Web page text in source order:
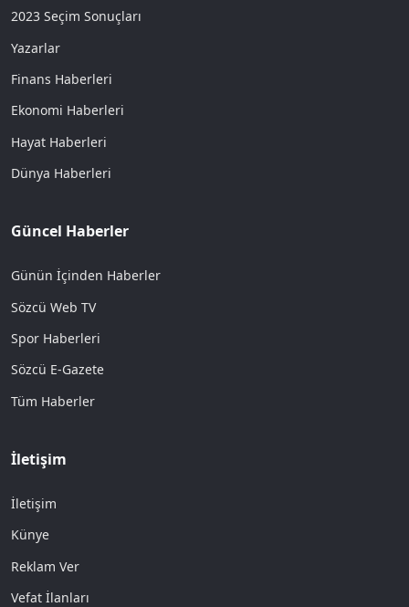
2023 Seçim Sonuçları
Yazarlar
Finans Haberleri
Ekonomi Haberleri
Hayat Haberleri
Dünya Haberleri
Güncel Haberler
Günün İçinden Haberler
Sözcü Web TV
Spor Haberleri
Sözcü E-Gazete
Tüm Haberler
İletişim
İletişim
Künye
Reklam Ver
Vefat İlanları